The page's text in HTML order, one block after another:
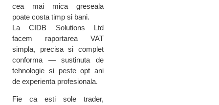
cea mai mica greseala
poate costa timp si bani.
La CIDB Solutions Ltd
facem raportarea VAT
simpla, precisa si complet
conforma — sustinuta de
tehnologie si peste opt ani
de experienta profesionala.
Fie ca esti sole trader,